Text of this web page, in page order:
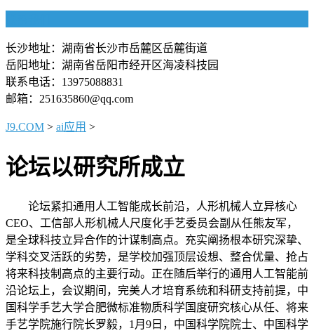
长沙地址：湖南省长沙市岳麓区岳麓街道
岳阳地址：湖南省岳阳市经开区海凌科技园
联系电话：13975088831
邮箱：251635860@qq.com
J9.COM > ai应用 >
论坛以研究所成立
论坛紧扣通用人工智能成长前沿，人形机械人立异核心
CEO、工信部人形机械人尺度化手艺委员会副从任熊友军，
是全球科技立异合作的计谋制高点。充实阐扬根本研究深挚、
学科交叉活跃的劣势，是学校加强顶层设想、整合优量、抢占
将来科技制高点的主要行动。正在随后举行的通用人工智能前
沿论坛上，会议期间，完美人才培育系统和科研支持前提，中
国科学手艺大学合肥微标准物质科学国度研究核心从任、将来
手艺学院施行院长罗毅，1月9日，中国科学院院士、中国科学